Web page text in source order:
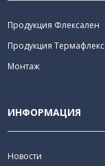
Продукция Флексален
Продукция Термафлекс
Монтаж
ИНФОРМАЦИЯ
Новости